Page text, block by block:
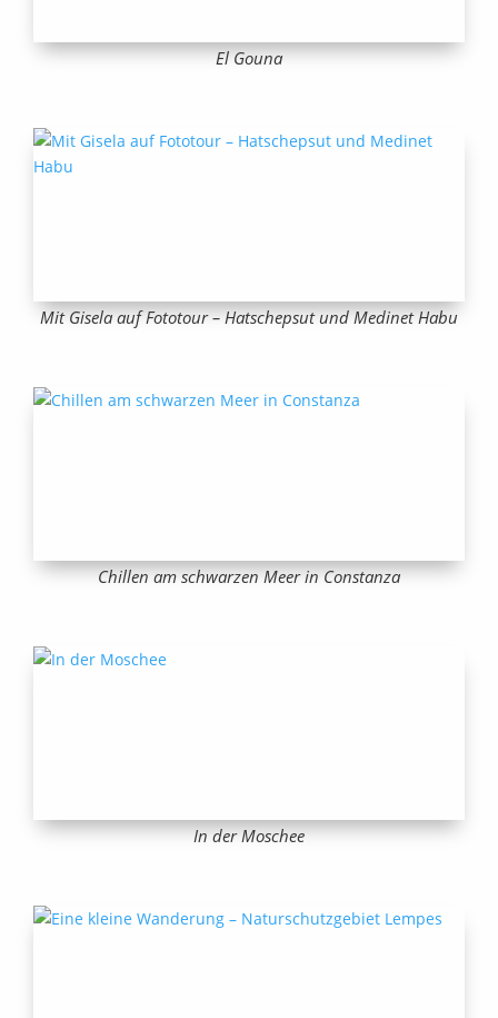
El Gouna
Mit Gisela auf Fototour – Hatschepsut und Medinet Habu
Chillen am schwarzen Meer in Constanza
In der Moschee